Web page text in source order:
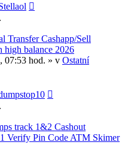
Cashapp/Sell
high balance 2026
07:53 hod. » v Ostatní
track 1&2 Cashout
Verify Pin Code ATM Skimer